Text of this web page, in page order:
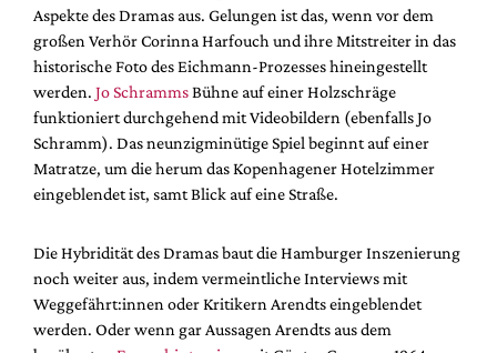
Aspekte des Dramas aus. Gelungen ist das, wenn vor dem
großen Verhör Corinna Harfouch und ihre Mitstreiter in das
historische Foto des Eichmann-Prozesses hineingestellt
werden. Jo SchrammsBühne auf einer Holzschräge
funktioniert durchgehend mit Videobildern (ebenfalls Jo
Schramm). Das neunzigminütige Spiel beginnt auf einer
Matratze, um die herum das Kopenhagener Hotelzimmer
eingeblendet ist, samt Blick auf eine Straße.
Die Hybridität des Dramas baut die Hamburger Inszenierung
noch weiter aus, indem vermeintliche Interviews mit
Weggefährt:innen oder Kritikern Arendts eingeblendet
werden. Oder wenn gar Aussagen Arendts aus dem